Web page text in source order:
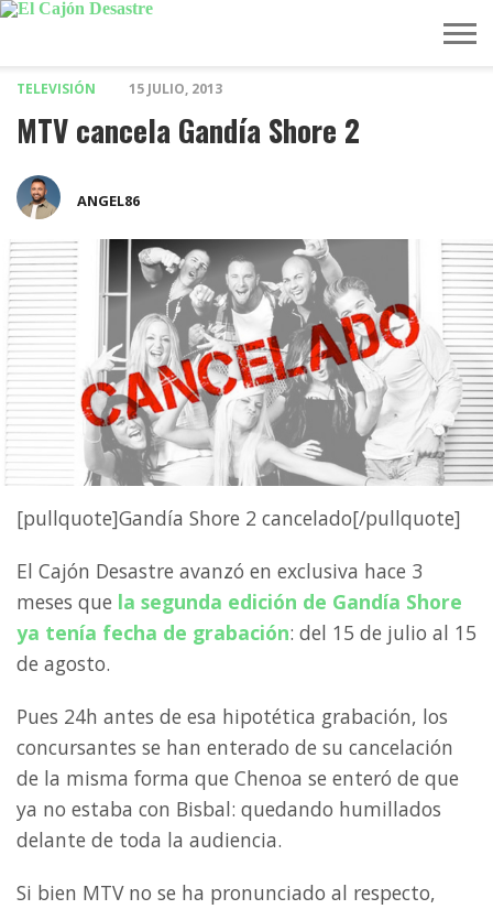
TELEVISIÓN 15 JULIO, 2013
MTV cancela Gandía Shore 2
ANGEL86
[pullquote]Gandía Shore 2 cancelado[/pullquote]
El Cajón Desastre avanzó en exclusiva hace 3
meses que la segunda edición de Gandía Shore
ya tenía fecha de grabación: del 15 de julio al 15
de agosto.
Pues 24h antes de esa hipotética grabación, los
concursantes se han enterado de su cancelación
de la misma forma que Chenoa se enteró de que
ya no estaba con Bisbal: quedando humillados
delante de toda la audiencia.
Si bien MTV no se ha pronunciado al respecto,